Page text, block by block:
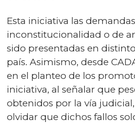
Esta iniciativa las
inconstitucionalidad o de
sido presentadas en
país. Asimismo, desde
en el planteo de los
iniciativa, al señalar que
obtenidos por la vía
olvidar que dichos fallos